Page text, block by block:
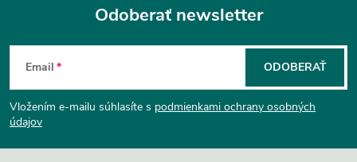
Z
á
p
Odoberať newsletter
Email
Vložením e-mailu súhlasíte s podmienkami ochrany osobných
údajov
ODOBERAŤ